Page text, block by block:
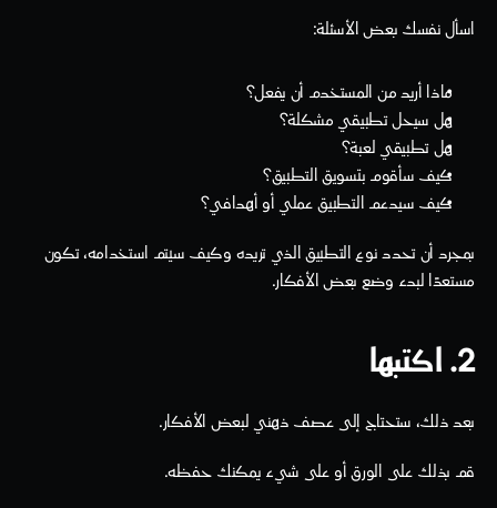
اسأل نفسك بعض الأسئلة:
ماذا أريد من المستخدم أن يفعل؟
هل سيحل تطبيقي مشكلة؟
هل تطبيقي لعبة؟
كيف سأقوم بتسويق التطبيق؟
كيف سيدعم التطبيق عملي أو أهدافي؟
مستعدًا لبدء وضع بعض الأفكار.
2. اكتبها
بعد ذلك، ستحتاج إلى عصف ذهني لبعض الأفكار.
قم بذلك على الورق أو على شيء يمكنك حفظه.